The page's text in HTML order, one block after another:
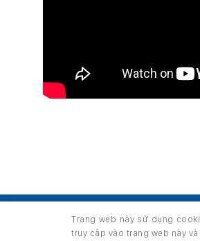
GIỚI THIỆU
Copyright 2026 ©thuộc
Trang web này sử dụng
truy cập vào trang web này